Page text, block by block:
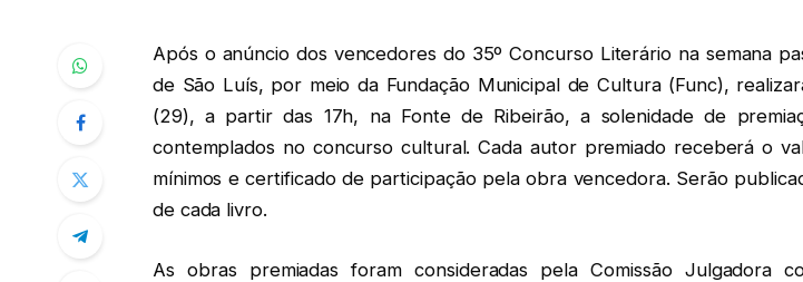
Após o anúncio dos vencedores do 35º Concurso Literário na semana
de São Luís, por meio da Fundação Municipal de Cultura (Func),
(29), a partir das 17h, na Fonte de Ribeirão, a solenidade de
contemplados no concurso cultural. Cada autor premiado receberá o
mínimos e certificado de participação pela obra vencedora. Serão
de cada livro.
As obras premiadas foram consideradas pela Comissão Julgadora